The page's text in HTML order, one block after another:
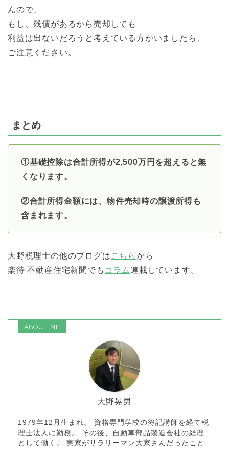
んので、
もし、残債があるから売却しても
利益は出ないだろうと考えている方がいましたら、
ご注意ください。
まとめ
①基礎控除は合計所得が2,500万円を超えると無
くなります。
②合計所得金額には、物件売却時の譲渡所得も
含まれます。
大野税理士の他のブログは こちらから
楽待 不動産住宅新聞でも コラム連載しています。
ABOUT ME
大野晃男
1979年12月生まれ。 資格専門学校の簿記講師を経て税
理士法人に勤務。 その後、自動車部品製造会社の経理
として働く。 実家がサラリーマン大家さんだったこと